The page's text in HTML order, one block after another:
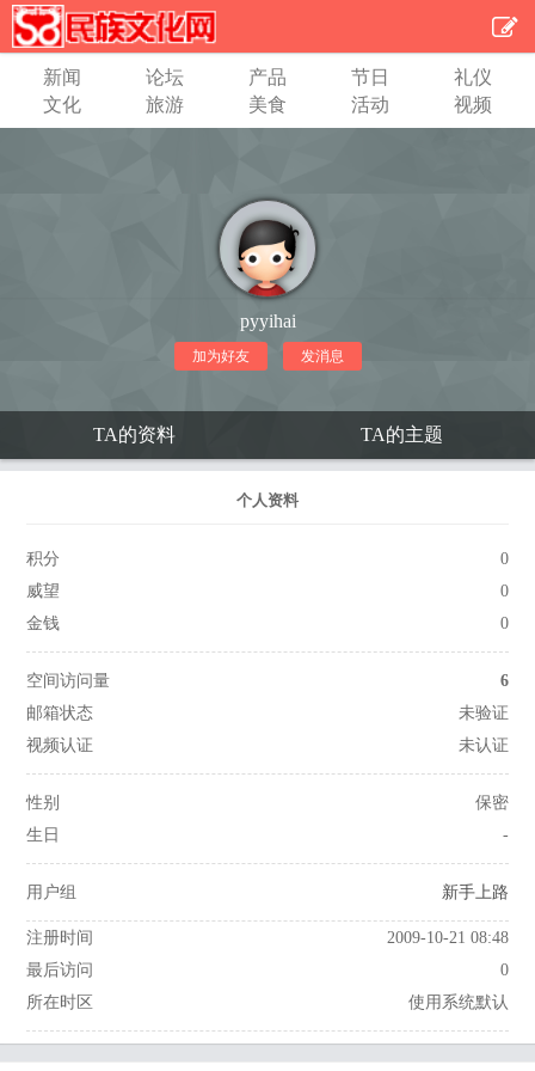
新闻 论坛 产品 节日
礼仪
文化
旅游 美食 活动 视频
pyyihai
加为好友 发消息
TA的资料 TA的主题
个人资料
积分
0
威望
0
金钱
0
空间访问量
6
邮箱状态
未验证
视频认证
未认证
性别
保密
生日
-
用户组 新手上路
注册时间
2009-10-21 08:48
最后访问
0
所在时区
使用系统默认